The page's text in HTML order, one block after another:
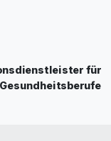
für
Gesundheitsberufe